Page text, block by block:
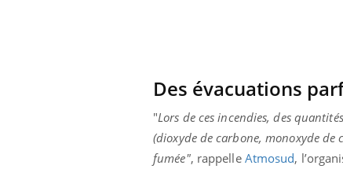
Des évacuations
"Lors de ces incendies, des
(dioxyde de carbone, monoxyde de
fumée", rappelle Atmosud,